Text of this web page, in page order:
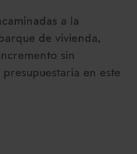
a la
de vivienda,
sin
en este